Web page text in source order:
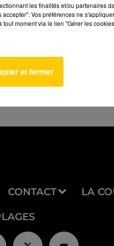
CONTACT LA
les finalités et/ou partenaires
Vos préférences ne
moment via le lien "Gérer les
et fermer